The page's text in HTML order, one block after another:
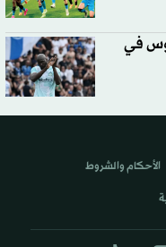
في
الأحكام والشروط